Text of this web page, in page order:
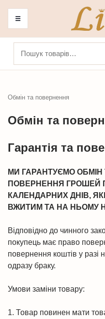
☰
Обмін та повернення
Обмін та
Гарантія та
МИ ГАРАНТУЄМО
ПОВЕРНЕННЯ ГРОШЕЙ
КАЛЕНДАРНИХ ДНІВ,
ВЖИТИМ ТА НА НЬОМУ
Відповідно до чинного
покупець має право
повернення коштів у разі
одразу браку.
Умови заміни товару:
1. Товар повинен мати